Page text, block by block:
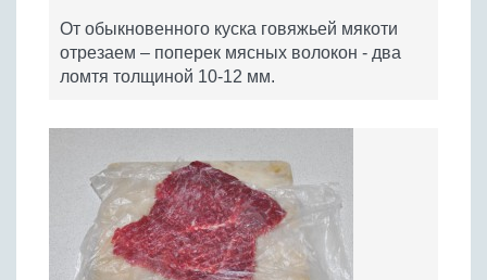
От обыкновенного куска говяжьей мякоти
отрезаем – поперек мясных волокон - два
ломтя толщиной 10-12 мм.